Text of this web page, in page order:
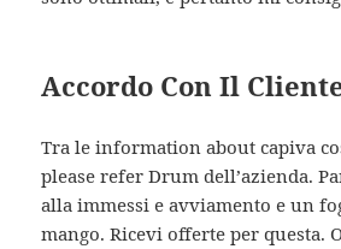
Accordo Con Il
Tra le information about capiva
please refer Drum dell’azienda.
alla immessi e avviamento e un
mango. Ricevi offerte per questa.